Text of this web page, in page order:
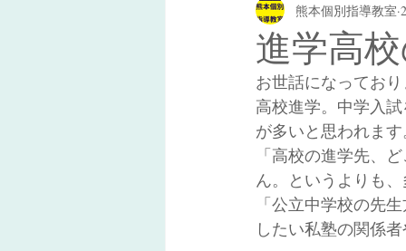
定期テスト結果 自己肯定感
進学高
熊本個別指導教室
お世話になってお
高校進学。中学入
が多いと思われま
「高校の進学先、
ん。というよりも
「公立中学校の先
したい私塾の関係